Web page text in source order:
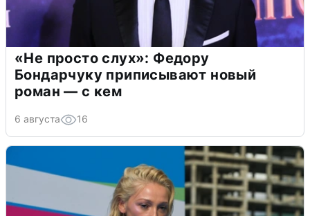
«Не просто слух»: Федору
Бондарчуку приписывают новый
роман — с кем
6 августа 16